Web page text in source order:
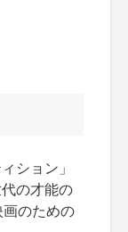
ション」
の才能の
のための